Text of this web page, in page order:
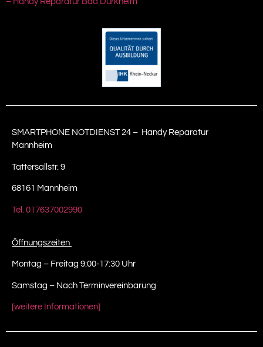
SMARTPHONE NOTDIENST 24 – Handy Reparatur
Mannheim
Tattersallstr. 9
68161 Mannheim
Tel. 017637002990
Öffnungszeiten
Montag – Freitag 9:00-17:30 Uhr
Samstag – Nach Terminvereinbarung
[weitere Informationen]